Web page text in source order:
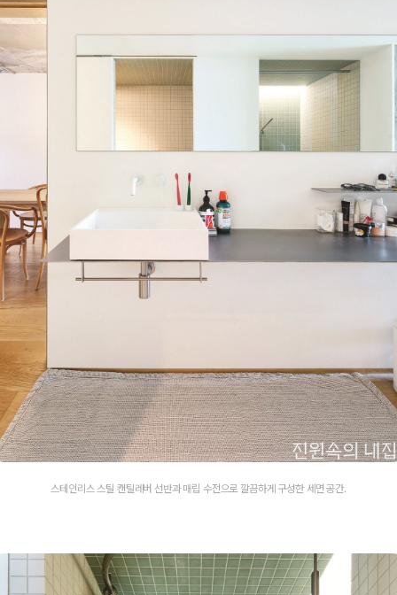
스테인리스 스틸 캔틸레버 선반과 매립 수전으로 깔끔하게 구성한 세면 공간.